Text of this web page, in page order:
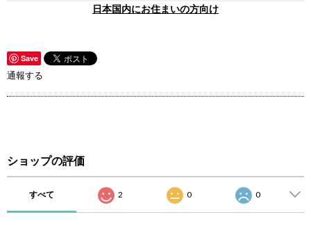
日本国内にお住まいの方向け
Save
通報する
ショップの評価
すべて 2 0 0